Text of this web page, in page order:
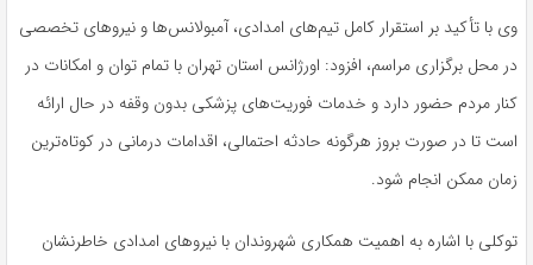
وی با تأکید بر استقرار کامل تیم‌های امدادی، آمبولانس‌ها و نیروهای تخصصی
در محل برگزاری مراسم، افزود: اورژانس استان تهران با تمام توان و امکانات در
کنار مردم حضور دارد و خدمات فوریت‌های پزشکی بدون وقفه در حال ارائه
است تا در صورت بروز هرگونه حادثه احتمالی، اقدامات درمانی در کوتاه‌ترین
زمان ممکن انجام شود.
توکلی با اشاره به اهمیت همکاری شهروندان با نیروهای امدادی خاطرنشان